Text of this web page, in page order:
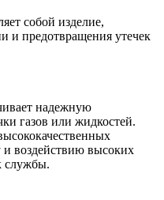
собой изделие,
и предотвращения утечек
надежную
газов или жидкостей.
и воздействию высоких
службы.